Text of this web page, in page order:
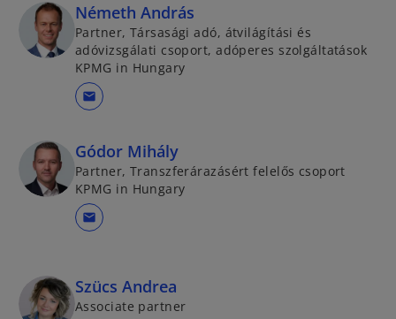
Németh András
Partner, Társasági adó, átvilágítási és
adóvizsgálati csoport, adóperes szolgáltatások
KPMG in Hungary
mail
Gódor Mihály
Partner, Transzferárazásért felelős csoport
KPMG in Hungary
mail
Szücs Andrea
Associate partner